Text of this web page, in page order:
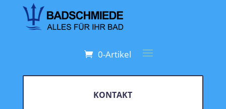
0-Artikel
KONTAKT